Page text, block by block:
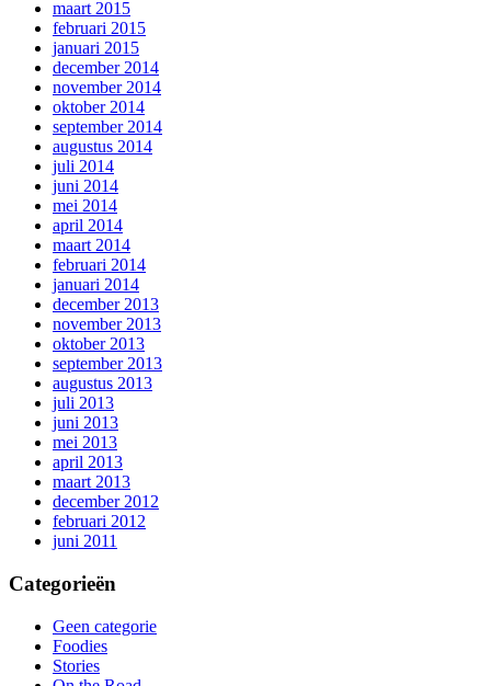
maart 2015
februari 2015
januari 2015
december 2014
november 2014
oktober 2014
september 2014
augustus 2014
juli 2014
juni 2014
mei 2014
april 2014
maart 2014
februari 2014
januari 2014
december 2013
november 2013
oktober 2013
september 2013
augustus 2013
juli 2013
juni 2013
mei 2013
april 2013
maart 2013
december 2012
februari 2012
juni 2011
Categorieën
Geen categorie
Foodies
Stories